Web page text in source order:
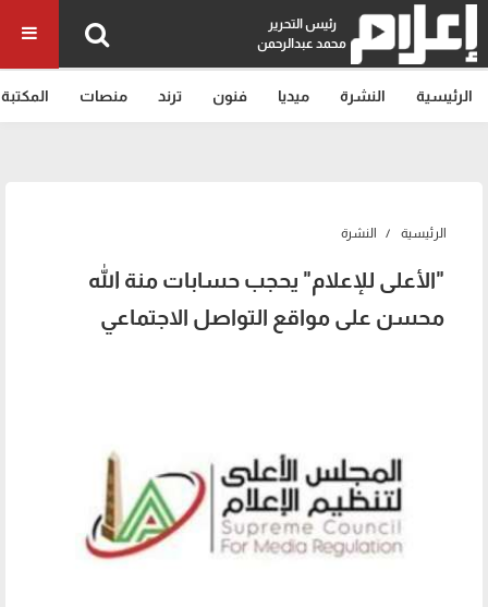
رئيس التحرير
محمد عبدالرحمن
الرئيسية النشرة ميديا فنون ترند منصات المكتبة
الرئيسية النشرة
"الأعلى للإعلام" يحجب حسابات منة الله
محسن على مواقع التواصل الاجتماعي